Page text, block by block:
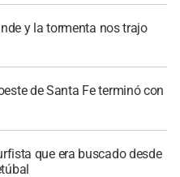
y la tormenta nos trajo
de Santa Fe terminó con
que era buscado desde